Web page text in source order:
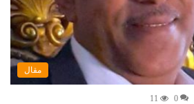
مقال
0
11